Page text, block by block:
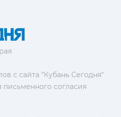
с сайта "Кубань Сегодня"
согласия